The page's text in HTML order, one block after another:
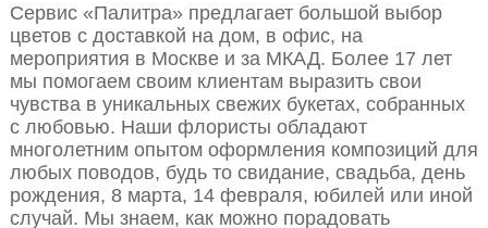
Сервис «Палитра» предлагает большой выбор
цветов с доставкой на дом, в офис, на
мероприятия в Москве и за МКАД. Более 17 лет
мы помогаем своим клиентам выразить свои
чувства в уникальных свежих букетах, собранных
с любовью. Наши флористы обладают
многолетним опытом оформления композиций для
любых поводов, будь то свидание, свадьба, день
рождения, 8 марта, 14 февраля, юбилей или иной
случай. Мы знаем, как можно порадовать